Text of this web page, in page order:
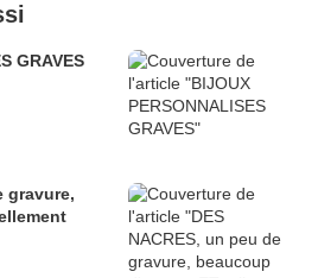
GRAVES
gravure,